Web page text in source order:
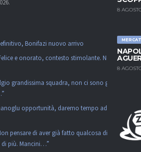
8
8
Bonifazi nuovo arrivo
e onorato, contesto stimolante. Non
grandissima squadra, non ci sono gare
opportunità, daremo tempo ad
pensare di aver già fatto qualcosa di
più. Mancini…”